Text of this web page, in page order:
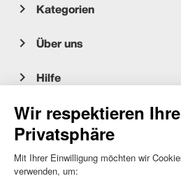
Kategorien
Über uns
Hilfe
Kundenservice
Montag-Freitag 08:00-17:00